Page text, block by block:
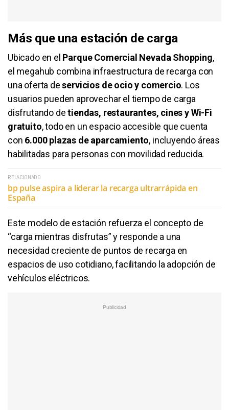
Más que una estación de carga
Ubicado en el Parque Comercial Nevada Shopping,
el megahub combina infraestructura de recarga con
una oferta deservicios de ocio y comercio. Los
usuarios pueden aprovechar el tiempo de carga
disfrutando detiendas, restaurantes, cines y Wi-Fi
gratuito, todo en un espacio accesible que cuenta
con 6.000 plazas de aparcamiento, incluyendo áreas
habilitadas para personas con movilidad reducida.
RELACIONADO
bp pulse aspira a liderar la recarga ultrarrápida en
España
Este modelo de estación refuerza el concepto de
“carga mientras disfrutas” y responde a una
necesidad creciente de puntos de recarga en
espacios de uso cotidiano, facilitando la adopción de
vehículos eléctricos.